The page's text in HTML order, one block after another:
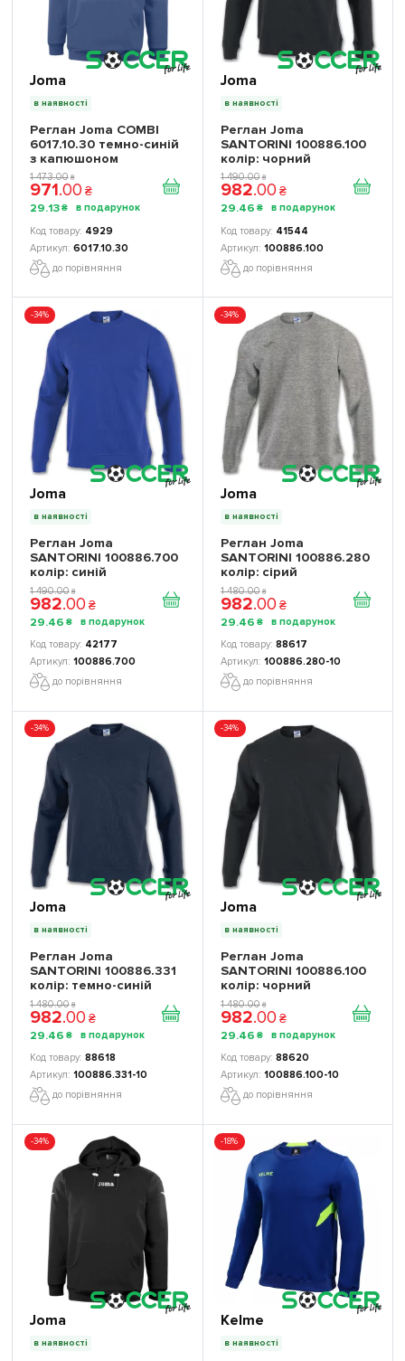
Joma
в наявності
Реглан Joma COMBI
6017.10.30 темно-синій
з капюшоном
(бавовна)
1 473.00 ₴
971.00 ₴
29.13₴
4929
6017.10.30
до порівняння
Joma
в наявності
Реглан Joma
SANTORINI 100886.100
колір: чорний
1 490.00 ₴
982.00 ₴
29.46 ₴
41544
100886.100
до порівняння
-34%
Joma
в наявності
Реглан Joma
SANTORINI 100886.700
колір: синій
1 490.00 ₴
982.00 ₴
29.46 ₴
42177
100886.700
до порівняння
-34%
Joma
в наявності
Реглан Joma
SANTORINI 100886.280
колір: сірий
1 480.00 ₴
982.00 ₴
29.46 ₴
88617
100886.280-10
до порівняння
-34%
Joma
в наявності
Реглан Joma
SANTORINI 100886.331
колір: темно-синій
1 480.00 ₴
982.00 ₴
29.46 ₴
88618
100886.331-10
до порівняння
-34%
Joma
в наявності
Реглан Joma
SANTORINI 100886.100
колір: чорний
1 480.00 ₴
982.00 ₴
29.46 ₴
88620
100886.100-10
до порівняння
-34%
Joma
в наявності
-18%
Kelme
в наявності